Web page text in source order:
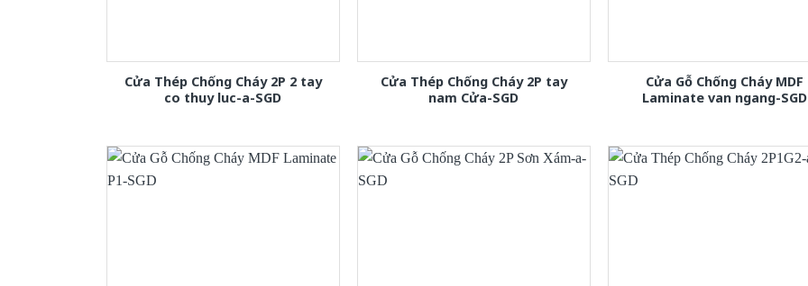
Cửa Thép Chống Cháy 2P 2 tay
co thuy luc-a-SGD
Cửa Thép Chống Cháy 2P tay
nam Cửa-SGD
Cửa Gỗ Chống Cháy MDF
Laminate van ngang-SGD